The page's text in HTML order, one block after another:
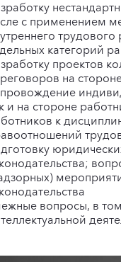
с применением
категорий
проектов
на
и на стороне
к
вопросы, в